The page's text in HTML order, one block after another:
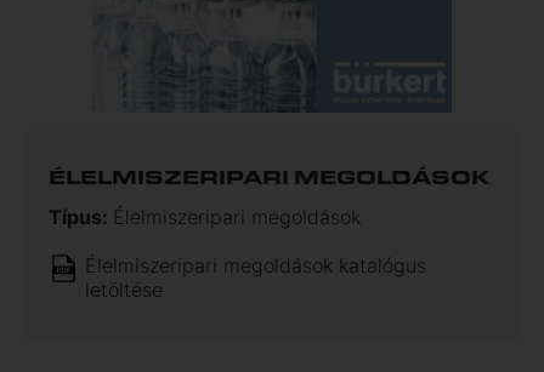
ÉLELMISZERIPARI MEGOLDÁSOK
Típus: Élelmiszeripari megoldások
Élelmiszeripari megoldások katalógus
letöltése